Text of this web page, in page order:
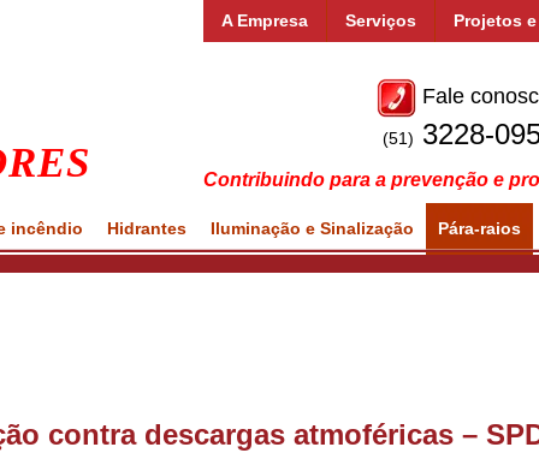
A Empresa Serviços Projetos
Fale
(51) 3228-
Contribuindo para a prevenção e
incêndio Hidrantes Iluminação e Sinalização Pára-raios
contra descargas atmoféricas –